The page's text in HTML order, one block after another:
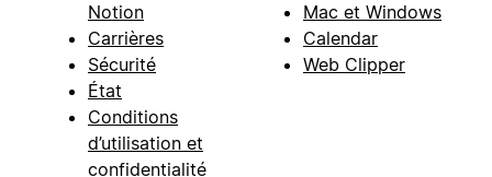
Notion
Carrières
Sécurité
État
Conditions
d’utilisation et
confidentialité
Mac et Windows
Calendar
Web Clipper